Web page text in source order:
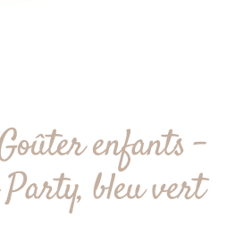
enfants –
bleu vert